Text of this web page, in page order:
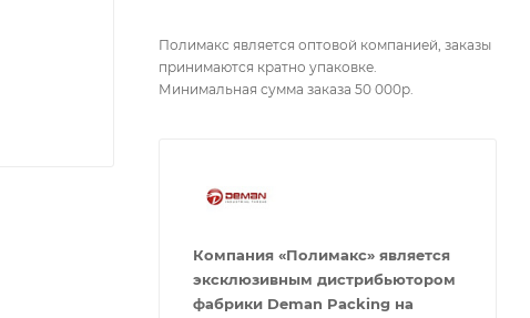
Полимакс является оптовой компанией, заказы
принимаются кратно упаковке.
Минимальная сумма заказа 50 000р.
Компания «Полимакс» является
эксклюзивным дистрибьютором
фабрики Deman Packing на